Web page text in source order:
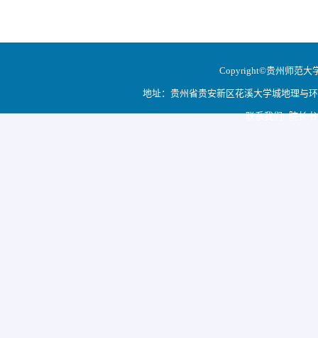
Copyright©贵州师范大
地址：贵州省贵安新区花溪大学城地理与
联系我们 院长书